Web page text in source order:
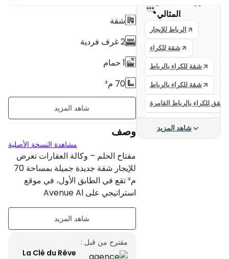
شقة
2 غرف فردية
1 حمام
70 م²
عمر البناء : بين 11 و 20 سنة
حالة العقار : جديد
وصف
مشاهدة النسخة الأصلية
مفتاح الحلم – وكالة العقارات تعرض
للإيجار شقة جديدة جميلة بمساحة 70
م² تقع في الطابق الأول، في موقع
استراتيجي على Avenue Al
Menzeh، بالقرب الفوري من مركز
التسوق Al Manal، والمتاجر، ووسائل
النقل، والخدمات.
ميزات الشقة:
مقترح من قبل :
La Clé du Rêve
المثالي
الرباط للإيجار
شقة للكراء
شقة للكراء بالرباط
شقة للكراء بالرباط
شقق للكراء بالرباط القامرة
شقة للإيجار
شاهد المزيد